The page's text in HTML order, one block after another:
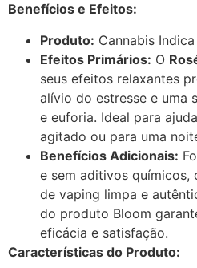
Benefícios e Efeitos:
Produto: Cannabis Indica
Efeitos Primários: O
seus efeitos relaxantes
alívio do estresse e uma
e euforia. Ideal para
agitado ou para uma
Benefícios Adicionais:
e sem aditivos químicos,
de vaping limpa e
do produto Bloom
eficácia e satisfação.
Características do Produto: